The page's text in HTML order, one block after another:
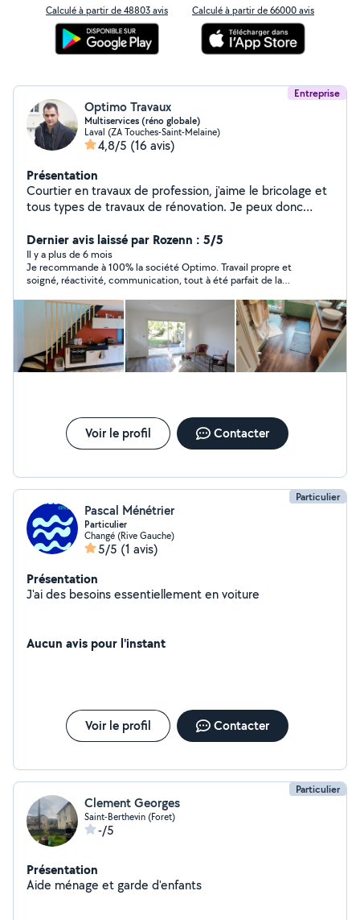
Calculé à partir de 48803 avis Calculé à partir de 66000 avis
Entreprise
Optimo Travaux
Multiservices (réno globale)
Laval (ZA Touches-Saint-Melaine)
4,8/5 (16 avis)
Présentation
Courtier en travaux de profession, j'aime le bricolage et
tous types de travaux de rénovation. Je peux donc
plusieurs appartements de A à Z et je sais être
minutieux pour atteindre un résultat satisfaisant. De
nature souriant et accueillant, je peux vous apporter
mon aide sur tous les petits travaux d'aménagement, de
sol, de peinture, d'entretien extérieur, etc. Mon objectif
est toujours de repartir d'un chantier avec un sourire
partagé avec mon client.
Dernier avis laissé par Rozenn : 5/5
Il y a plus de 6 mois
Je recommande à 100% la société Optimo. Travail propre et
soigné, réactivité, communication, tout à été parfait de la
Voir le profil Contacter
Particulier
Pascal Ménétrier
Particulier
Changé (Rive Gauche)
5/5 (1 avis)
Présentation
J'ai des besoins essentiellement en voiture
Aucun avis pour l'instant
Voir le profil Contacter
Particulier
Clement Georges
Saint-Berthevin (Foret)
-/5
Présentation
Aide ménage et garde d'enfants